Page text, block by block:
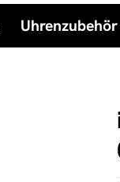
Uhrenzubehör